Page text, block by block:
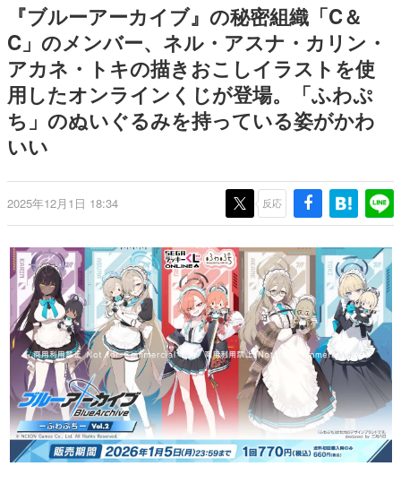
きます。
赫本
この物語を解いてはいけない。『赫本』は、〈試験問題〉
の形をした短編ホラー小説集です。
新世代に訊く
これからのデジタルゲーム市場を担う若きクリエイター達
ゲーム世代の作家たち
ゲームに多大な影響を受けた作家さんに取材し、ゲームが
日本のコンテンツ産業やカルチャーに与えた影響を探る企
画です。
日本モバイルゲーム産業史
日本のモバイルゲーム史における主要なトピック・タイト
ルを網羅するほか、開発者へのインタビューや識者による
解説を掲載。約20年の歴史が一望できる決定版！
若ゲのいたり〜ゲームクリエイターの青春〜
『うつヌケ』『ペンと箸』等で知られるマンガ家・田中圭
一先生によるゲーム業界レポートマンガです。
なんでゲームは面白い？
ゲーム開発者・hamatsu氏がゲームの魅力を画面や操作の
具体的な形から解き明かしていく、硬派で骨太な評論連載
です。
『ブルーアーカイブ』の秘密組織「C＆
C」のメンバー、ネル・アスナ・カリン・
アカネ・トキの描きおこしイラストを使
用したオンラインくじが登場。「ふわぷ
ち」のぬいぐるみを持っている姿がかわ
いい
2025年12月1日 18:34 反応